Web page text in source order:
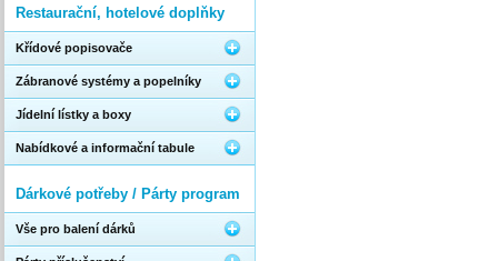
Restaurační, hotelové doplňky
Křídové popisovače
Zábranové systémy a popelníky
Jídelní lístky a boxy
Nabídkové a informační tabule
Dárkové potřeby / Párty program
Vše pro balení dárků